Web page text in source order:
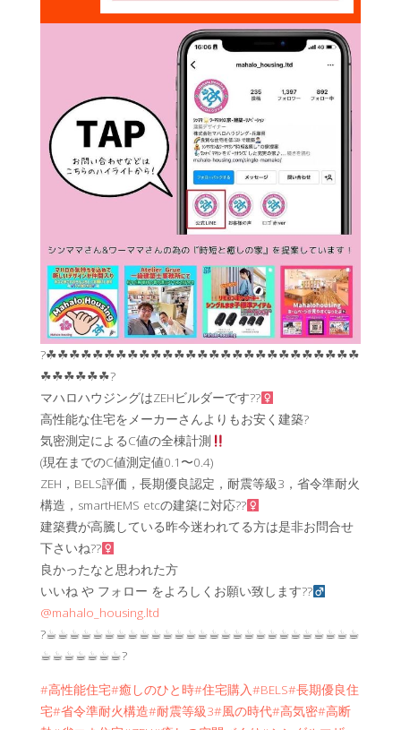
?☘︎☘︎☘︎☘︎☘︎☘︎☘︎☘︎☘︎☘︎☘︎☘︎☘︎☘︎☘︎☘︎☘︎☘︎☘︎☘︎☘︎☘︎☘︎☘︎☘︎☘︎☘︎
☘︎☘︎☘︎☘︎☘︎☘︎?
マハロハウジングはZEHビルダーです??‍
高性能な住宅をメーカーさんよりもお安く建築?
気密測定によるC値の全棟計測
(現在までのC値測定値0.1〜0.4)
ZEH，BELS評価，長期優良認定，耐震等級3，省令準耐火
構造，smartHEMS etcの建築に対応??‍
建築費が高騰している昨今迷われてる方は是非お問合せ
下さいね??‍
良かったなと思われた方
いいね や フォロー をよろしくお願い致します??‍
@mahalo_housing.ltd
?☕︎☕︎☕︎☕︎☕︎☕︎☕︎☕︎☕︎☕︎☕︎☕︎☕︎☕︎☕︎☕︎☕︎☕︎☕︎☕︎☕︎☕︎☕︎☕︎☕︎☕︎☕︎
☕︎☕︎☕︎☕︎☕︎☕︎☕︎?
#高性能住宅#癒しのひと時#住宅購入#BELS#長期優良住
宅#省令準耐火構造#耐震等級3#風の時代#高気密#高断